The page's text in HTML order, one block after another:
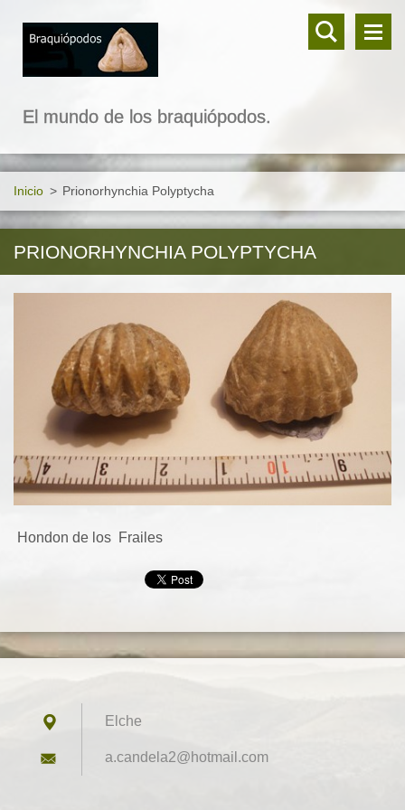
El mundo de los braquiópodos.
Inicio > Prionorhynchia Polyptycha
PRIONORHYNCHIA POLYPTYCHA
Hondon de los Frailes
Elche
a.candel a2@hotmail.com